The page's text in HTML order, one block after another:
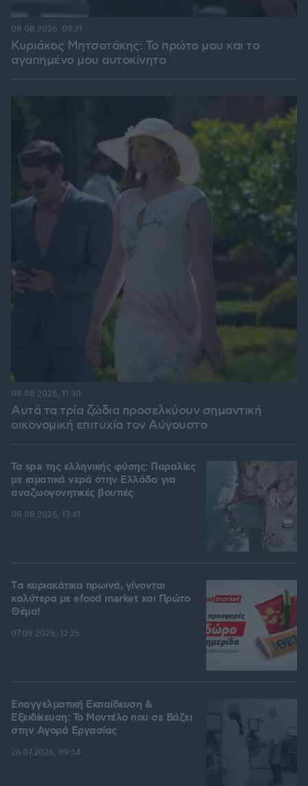
Κυριάκος Μητσοτάκης: Το πρώτο μου και το
αγαπημένο μου αυτοκίνητο
08.08.2026, 09:31
Αυτά τα τρία ζώδια προσελκύουν σημαντική
οικονομική επιτυχία τον Αύγουστο
08.08.2026, 11:30
Τα spa της ελληνικής φύσης: Παραλίες
με ιαματικά νερά στην Ελλάδα για
αναζωογονητικές βουτιές
08.08.2026, 13:41
Tα κυριακάτικα πρωινά, γίνονται
καλύτερα με efood market και Πρώτο
Θέμα!
07.08.2026, 12:25
Επαγγελματική Εκπαίδευση &
Εξειδίκευση: Το Mοντέλο που σε Bάζει
στην Aγορά Eργασίας
26.07.2026, 09:54